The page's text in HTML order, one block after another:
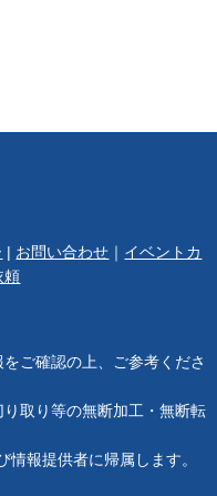
| お問い合わせ ｜ イベントカ
頼
ご確認の上、ご参考くださ
取り等の無断加工・無断転
情報提供者に帰属します。